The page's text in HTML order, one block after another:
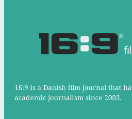
16:9 is a Danish film journal that
academic journalism since 2003.